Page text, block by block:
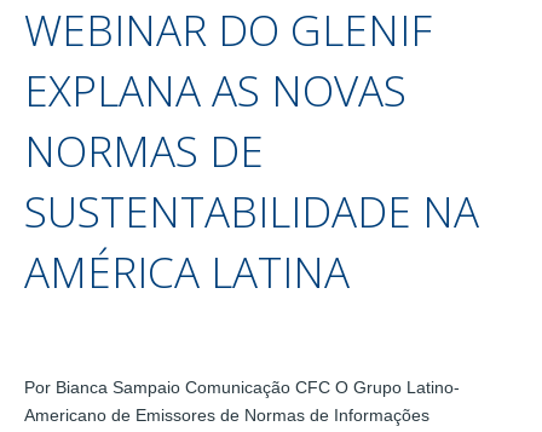
WEBINAR DO GLENIF
EXPLANA AS NOVAS
NORMAS DE
SUSTENTABILIDADE NA
AMÉRICA LATINA
Por Bianca Sampaio Comunicação CFC O Grupo Latino-
Americano de Emissores de Normas de Informações